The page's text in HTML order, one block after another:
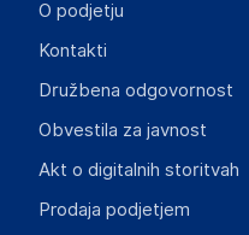
O podjetju
Kontakti
Družbena odgovornost
Obvestila za javnost
Akt o digitalnih storitvah
Prodaja podjetjem